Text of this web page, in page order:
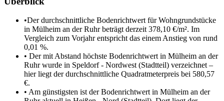
•Der durchschnittliche Bodenrichtwert für Wohngrundstücke
in Mülheim an der Ruhr beträgt derzeit 378,10 €/m². Im
Vergleich zum Vorjahr entspricht das einem Anstieg von rund
0,01 %.
• Der mit Abstand höchste Bodenrichtwert in Mülheim an der
Ruhr wurde in Speldorf - Nordwest (Stadtteil) verzeichnet –
hier liegt der durchschnittliche Quadratmeterpreis bei 580,57
€.
• Am günstigsten ist der Bodenrichtwert in Mülheim an der